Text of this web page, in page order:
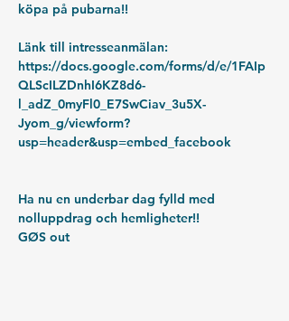
köpa på pubarna!!
Länk till intresseanmälan:
https://docs.google.com/forms/d/e/1FAIp
QLScILZDnhI6KZ8d6-
l_adZ_0myFl0_E7SwCiav_3u5X-
Jyom_g/viewform?
usp=header&usp=embed_facebook
Ha nu en underbar dag fylld med
nolluppdrag och hemligheter!!
GØS out